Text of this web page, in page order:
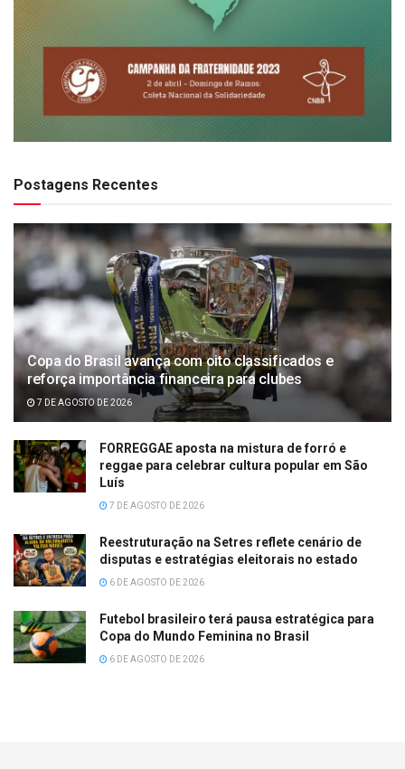
Postagens Recentes
Copa do Brasil avança com oito classificados e
reforça importância financeira para clubes
7 DE AGOSTO DE 2026
FORREGGAE aposta na mistura de forró e
reggae para celebrar cultura popular em São
Luís
7 DE AGOSTO DE 2026
Reestruturação na Setres reflete cenário de
disputas e estratégias eleitorais no estado
6 DE AGOSTO DE 2026
Futebol brasileiro terá pausa estratégica para
Copa do Mundo Feminina no Brasil
6 DE AGOSTO DE 2026